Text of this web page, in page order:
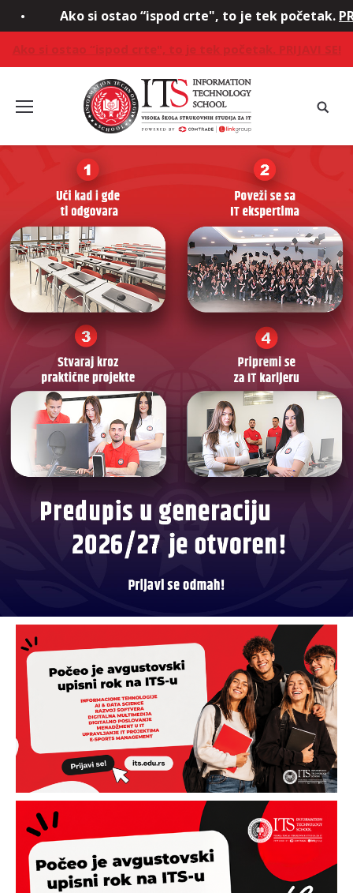
Ako si ostao “ispod crte", to je tek početak.PRIJAVI SE!
Ako si ostao “ispod crte", to je tek početak. PRIJAVI SE!